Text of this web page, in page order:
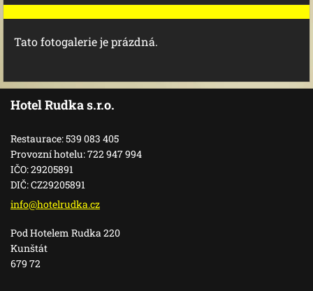
Tato fotogalerie je prázdná.
Hotel Rudka s.r.o.
Restaurace: 539 083 405
Provozní hotelu: 722 947 994
IČO: 29205891
DIČ: CZ29205891
info@hotelrudka.cz
Pod Hotelem Rudka 220
Kunštát
679 72